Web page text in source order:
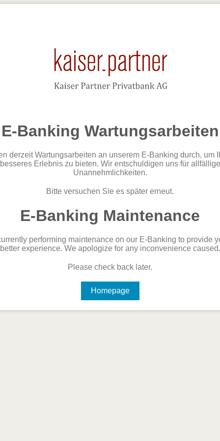
E-Banking Wartungsarbeiten
derzeit Wartungsarbeiten an unserem E-Banking durch, um
besseres Erlebnis zu bieten. Wir entschuldigen uns für allfällige
Unannehmlichkeiten.
Bitte versuchen Sie es später erneut.
E-Banking Maintenance
performing maintenance on our E-Banking to provide
better experience. We apologize for any inconvenience caused.
Please check back later.
Homepage